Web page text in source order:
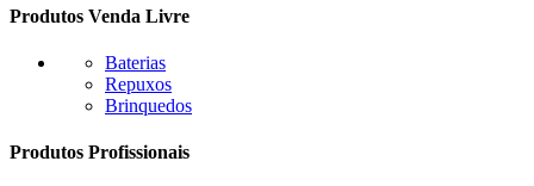
Produtos Venda Livre
Baterias
Repuxos
Brinquedos
Produtos Profissionais